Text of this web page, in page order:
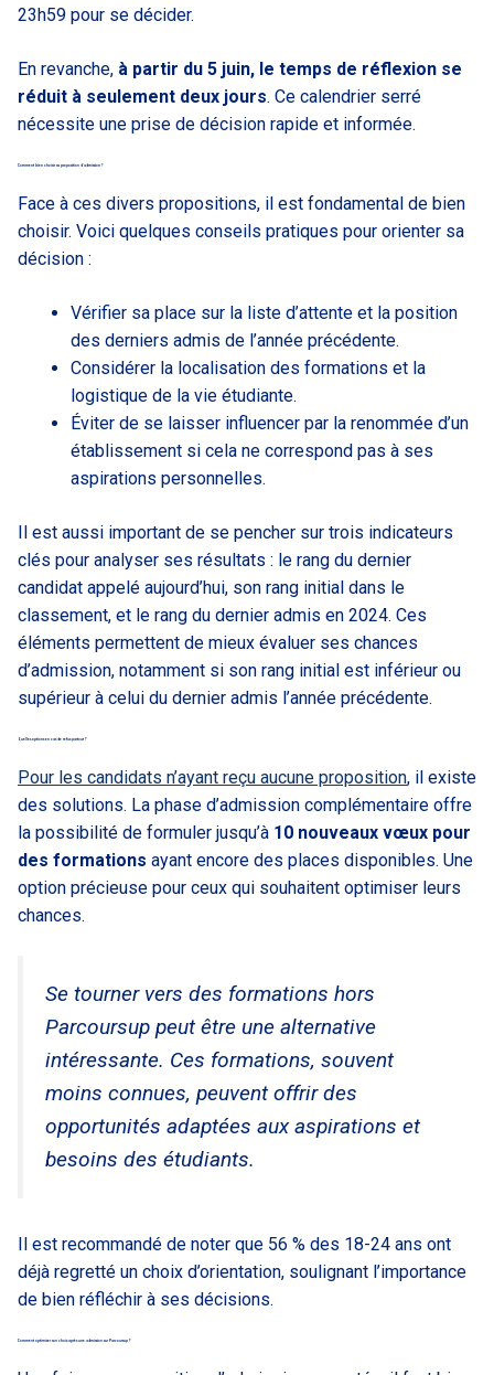
23h59 pour se décider.
En revanche, à partir du 5 juin, le temps de réflexion se
réduit à seulement deux jours. Ce calendrier serré
nécessite une prise de décision rapide et informée.
Comment bien choisir sa proposition d’admission ?
Face à ces divers propositions, il est fondamental de bien
choisir. Voici quelques conseils pratiques pour orienter sa
décision :
Vérifier sa place sur la liste d’attente et la position
des derniers admis de l’année précédente.
Considérer la localisation des formations et la
logistique de la vie étudiante.
Éviter de se laisser influencer par la renommée d’un
établissement si cela ne correspond pas à ses
aspirations personnelles.
Il est aussi important de se pencher sur trois indicateurs
clés pour analyser ses résultats : le rang du dernier
candidat appelé aujourd’hui, son rang initial dans le
classement, et le rang du dernier admis en 2024. Ces
éléments permettent de mieux évaluer ses chances
d’admission, notamment si son rang initial est inférieur ou
supérieur à celui du dernier admis l’année précédente.
Quelles options en cas de refus partout ?
Pour les candidats n’ayant reçu aucune proposition, il existe
des solutions. La phase d’admission complémentaire offre
la possibilité de formuler jusqu’à 10 nouveaux vœux pour
des formations ayant encore des places disponibles. Une
option précieuse pour ceux qui souhaitent optimiser leurs
chances.
Se tourner vers des formations hors
Parcoursup peut être une alternative
intéressante. Ces formations, souvent
moins connues, peuvent offrir des
opportunités adaptées aux aspirations et
besoins des étudiants.
Il est recommandé de noter que 56 % des 18-24 ans ont
déjà regretté un choix d’orientation, soulignant l’importance
de bien réfléchir à ses décisions.
Comment optimiser son choix après une admission sur Parcoursup ?